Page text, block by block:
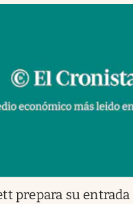
prepara su entrada